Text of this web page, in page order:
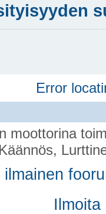
Error
moottorina
Käännös,
ilmainen